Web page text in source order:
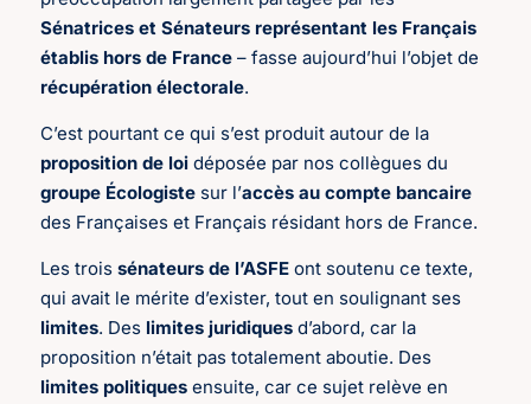
Sénatrices et Sénateurs représentant les Français
établis hors de France – fasse aujourd’hui l’objet de
récupération électorale.
C’est pourtant ce qui s’est produit autour de la
proposition de loi déposée par nos collègues du
groupe Écologiste sur l’accès au compte bancaire
des Françaises et Français résidant hors de France.
Les troissénateurs de l’ASFE ont soutenu ce texte,
qui avait le mérite d’exister, tout en soulignant ses
limites. Des limites juridiques d’abord, car la
proposition n’était pas totalement aboutie. Des
limites politiques ensuite, car ce sujet relève en